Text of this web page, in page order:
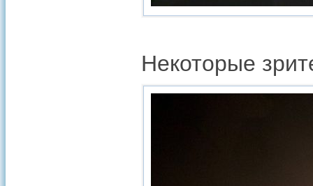
Некоторые